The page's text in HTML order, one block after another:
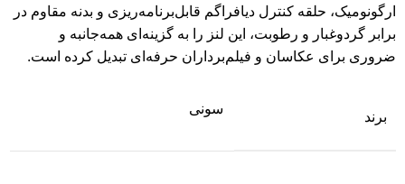
ارگونومیک، حلقه کنترل دیافراگم قابل‌برنامه‌ریزی و بدنه مقاوم در
برابر گردوغبار و رطوبت، این لنز را به گزینه‌ای همه‌جانبه و
ضروری برای عکاسان و فیلم‌برداران حرفه‌ای تبدیل کرده است.
برند
سونی